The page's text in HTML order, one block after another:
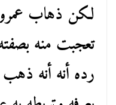
لكن ذهاب
تعجبت منه
رده أنه أنه ذهب